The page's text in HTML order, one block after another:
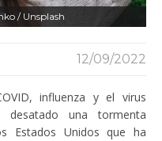
/ Unsplash
12/09/2022
influenza y el virus
desatado una tormenta
Estados Unidos que ha